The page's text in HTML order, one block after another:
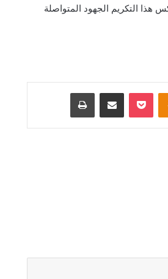
هذا التكريم الجهود المتواصلة
Odnoklassniki
‫Pocket مشاركة عبر البريد طباعة